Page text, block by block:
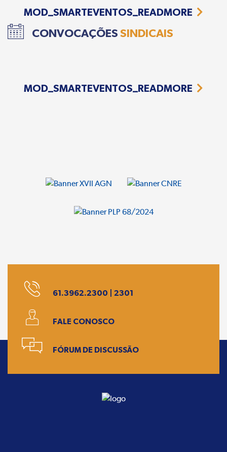
MOD_SMARTEVENTOS_READMORE
CONVOCAÇÕESSINDICAIS
MOD_SMARTEVENTOS_READMORE
61.3962.2300 | 2301
FALE CONOSCO
FÓRUM DE DISCUSSÃO